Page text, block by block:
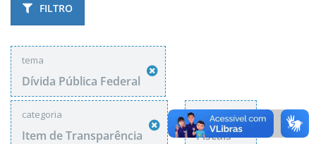
FILTRO
tema
Dívida Pública Federal
categoria
Item de Transparência
tags
Fiscais